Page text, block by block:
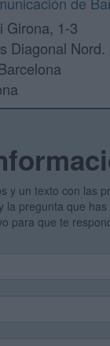
Girona, 1-3
Diagonal
y un texto con las
la pregunta que
para que te